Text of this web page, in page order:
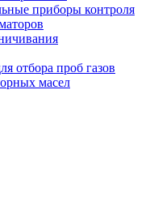
приборы контроля
отбора проб газов
масел